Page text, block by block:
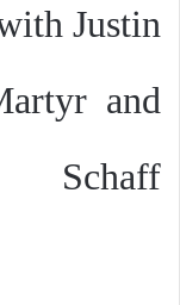
Justin
and
Schaff